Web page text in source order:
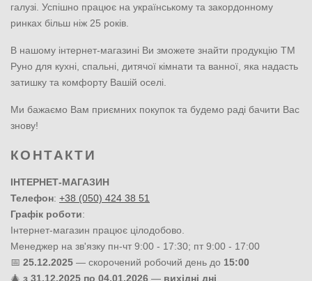
галузі. Успішно працює на українському та закордонному
ринках більш ніж 25 років.
В нашому інтернет-магазині Ви зможете знайти продукцію ТМ
Руно для кухні, спальні, дитячої кімнати та ванної, яка надасть
затишку та комфорту Вашій оселі.
Ми бажаємо Вам приємних покупок та будемо раді бачити Вас
знову!
КОНТАКТИ
ІНТЕРНЕТ-МАГАЗИН
Телефон: +38 (050) 424 38 51
Графік роботи:
Інтернет-магазин працює цілодобово.
Менеджер на зв'язку пн-чт 9:00 - 17:30; пт 9:00 - 17:00
📅 25.12.2025 — скорочений робочий день до 15:00
🎄 з 31.12.2025 по 04.01.2026 — вихідні дні